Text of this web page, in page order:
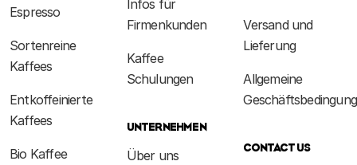
Espresso
Sortenreine
Kaffees
Entkoffeinierte
Kaffees
Bio Kaffee
Infos für
Firmenkunden
Kaffee
Schulungen
UNTERNEHMEN
Über uns
Versand und
Lieferung
Allgemeine
CONTACT US